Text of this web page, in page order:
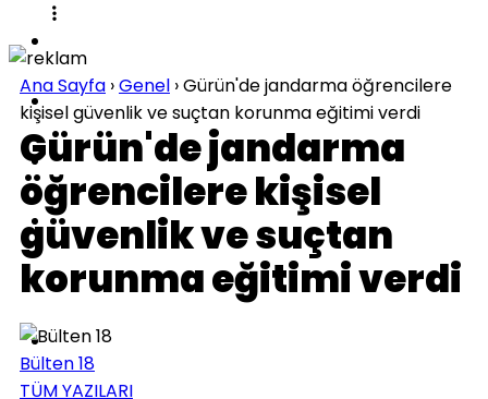
SPOR
EĞITIM
SAĞLIK
TEKNOLOJI
İLÇELER
Ana Sayfa ›Genel ›Gürün'de jandarma öğrencilere
kişisel güvenlik ve suçtan korunma eğitimi verdi
Gürün'de jandarma
öğrencilere kişisel
güvenlik ve suçtan
korunma eğitimi verdi
Bülten 18
TÜM YAZILARI